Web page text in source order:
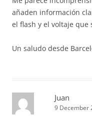
añaden información
el flash y el voltaje que
Un saludo desde
Juan
9 December